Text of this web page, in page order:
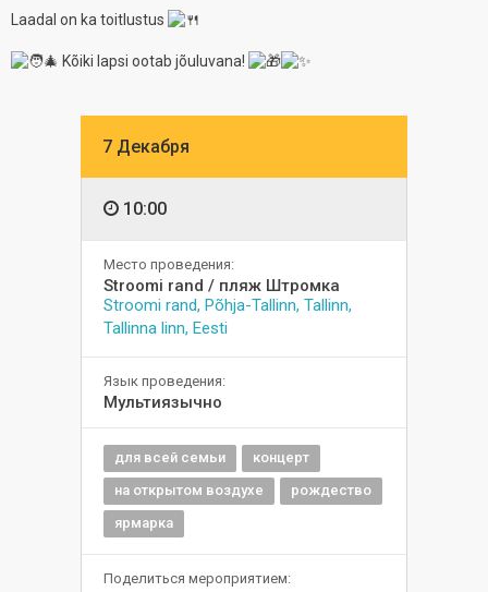
Laadal on ka toitlustus
Kõiki lapsi ootab jõuluvana!
7 Декабря
10:00
Место проведения:
Stroomi rand / пляж Штромка
Stroomi rand, Põhja-Tallinn, Tallinn,
Tallinna linn, Eesti
Язык проведения:
Мультиязычно
для всей семьи
концерт
на открытом воздухе
рождество
ярмарка
Поделиться мероприятием: